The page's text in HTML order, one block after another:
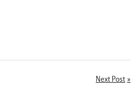
Next Post